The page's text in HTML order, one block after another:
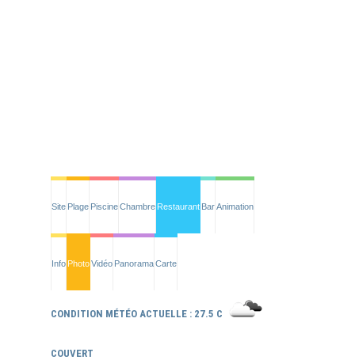
Site Plage PiscineChambre Restaurant BarAnimation
Info PhotoVidéo PanoramaCarte
CONDITION MÉTÉO ACTUELLE : 27.5 C
COUVERT